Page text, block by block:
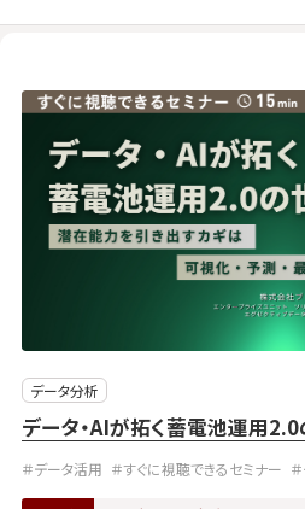
データ分析
データ・AIが拓く蓄電池運用
＃データ活用 ＃すぐに視聴できるセミナー